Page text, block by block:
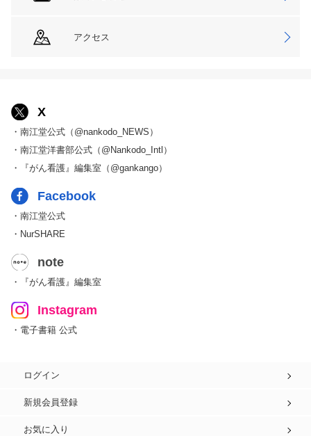
アクセス
X
・南江堂公式（@nankodo_NEWS）
・南江堂洋書部公式（@Nankodo_Intl）
・『がん看護』編集室（@gankango）
Facebook
・南江堂公式
・NurSHARE
note
・『がん看護』編集室
Instagram
・電子書籍 公式
ログイン
新規会員登録
お気に入り